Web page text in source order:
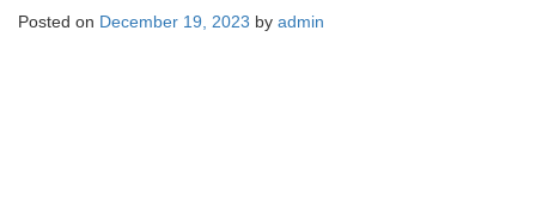
Posted on December 19, 2023 by admin